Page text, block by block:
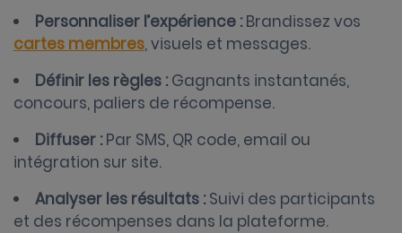
Personnaliser l’expérience : Brandissez vos
cartes membres, visuels et messages.
Définir les règles : Gagnants instantanés,
concours, paliers de récompense.
Diffuser : Par SMS, QR code, email ou
intégration sur site.
Analyser les résultats : Suivi des participants
et des récompenses dans la plateforme.